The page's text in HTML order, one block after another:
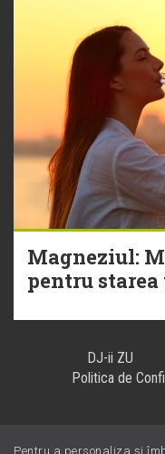
Magneziul:
pentru starea
DJ-ii ZU
Politica de
Pentru a personaliza și